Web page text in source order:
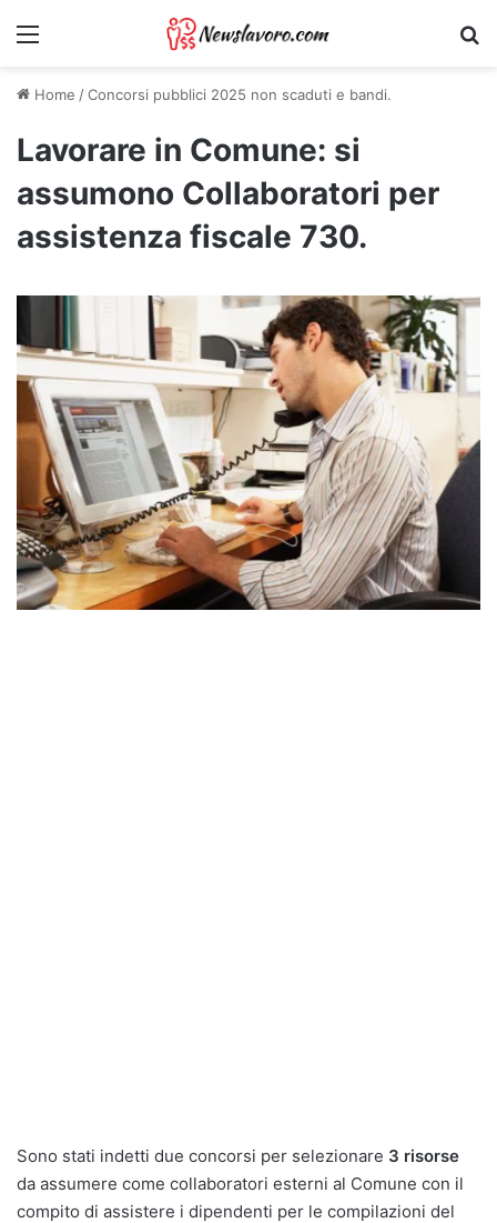
Menu
Home /Concorsi pubblici 2025 non scaduti e bandi.
Lavorare in Comune: si
assumono Collaboratori per
assistenza fiscale 730.
Sono stati indetti due concorsi per selezionare 3 risorse
da assumere come collaboratori esterni al Comune con il
compito di assistere i dipendenti per le compilazioni del